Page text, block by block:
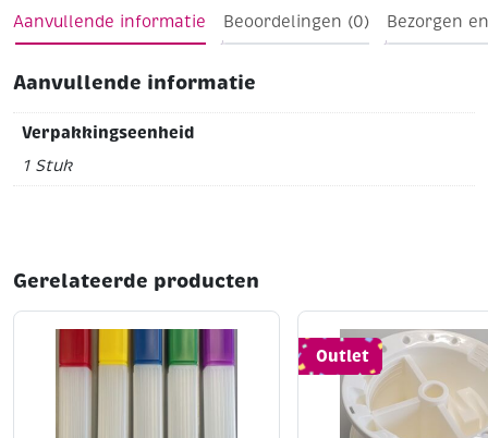
Aanvullende informatie Beoordelingen (0) Bezorgen
Aanvullende informatie
Verpakkingseenheid
1 Stuk
Gerelateerde producten
Outlet